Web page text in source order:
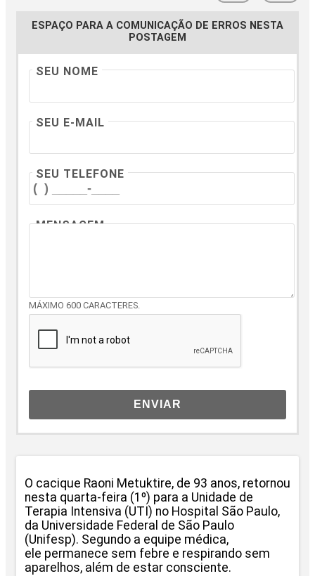
ESPAÇO PARA A COMUNICAÇÃO DE ERROS NESTA
POSTAGEM
SEU NOME
SEU E-MAIL
SEU TELEFONE
MENSAGEM
MÁXIMO 600 CARACTERES.
ENVIAR
O cacique Raoni Metuktire, de 93 anos, retornou
nesta quarta-feira (1º) para a Unidade de
Terapia Intensiva (UTI) no Hospital São Paulo,
da Universidade Federal de São Paulo
(Unifesp). Segundo a equipe médica,
ele permanece sem febre e respirando sem
aparelhos, além de estar consciente.